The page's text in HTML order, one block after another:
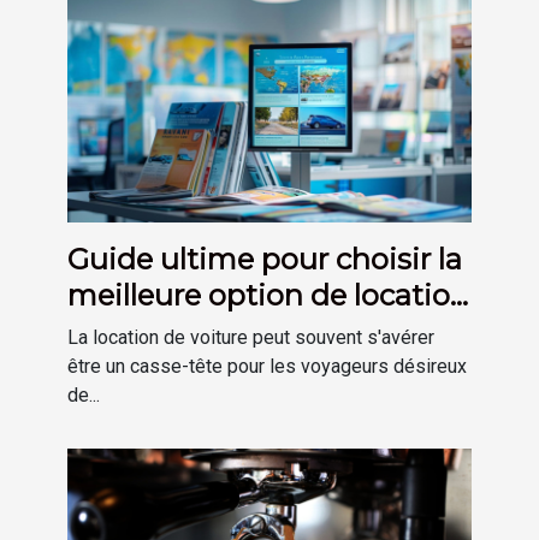
Guide ultime pour choisir la
meilleure option de location
de voiture
La location de voiture peut souvent s'avérer
être un casse-tête pour les voyageurs désireux
de...